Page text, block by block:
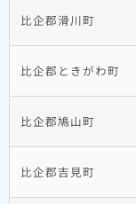
比企郡滑川町
比企郡ときがわ町
比企郡鳩山町
比企郡吉見町